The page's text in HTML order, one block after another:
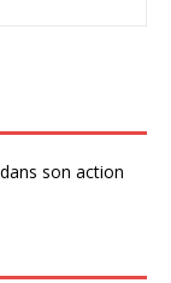
son action